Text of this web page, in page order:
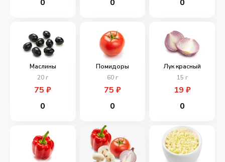
0
0
0
Маслины
20 г
75₽
0
Помидоры
60г
75 ₽
0
Лук красный
15 г
19 ₽
0